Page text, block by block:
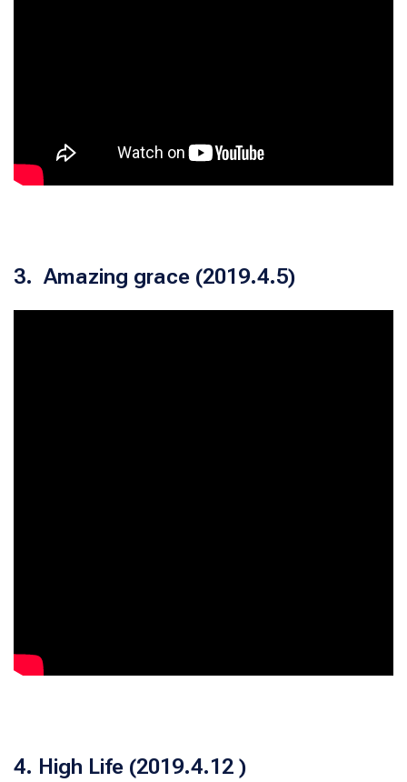
3. Amazing grace (2019.4.5)
4. High Life (2019.4.12 )